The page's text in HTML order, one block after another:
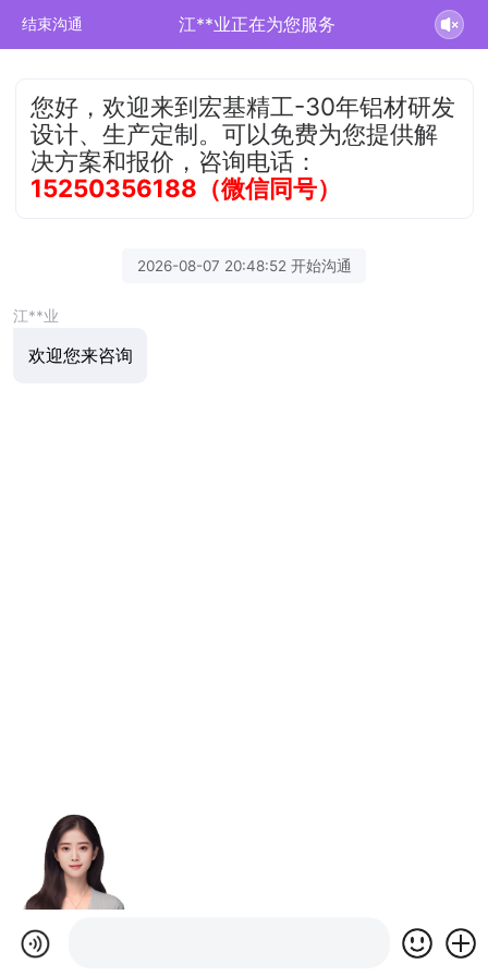
结束沟通 江**业正在为您服务
您好，欢迎来到宏基精工-30年铝材研发
设计、生产定制。可以免费为您提供解
决方案和报价，咨询电话：
15250356188（微信同号）
2026-08-07 20:48:52 开始沟通
江**业
欢迎您来咨询